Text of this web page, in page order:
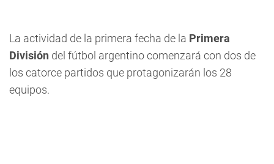
La actividad de la primera fecha de la Primera
División del fútbol argentino comenzará con dos de
los catorce partidos que protagonizarán los 28
equipos.